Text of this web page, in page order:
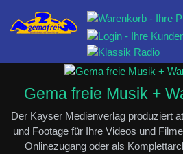
Gema freie Musik +
Der Kayser Medienverlag produziert
und Footage für Ihre Videos und
Onlinezugang oder als